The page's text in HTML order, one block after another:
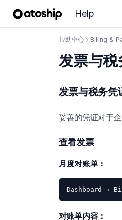
Help
帮助中心 Billing &
发票与税
发票与税务凭
妥善的凭证对于
查看发票
月度对账单：
对账单内容：